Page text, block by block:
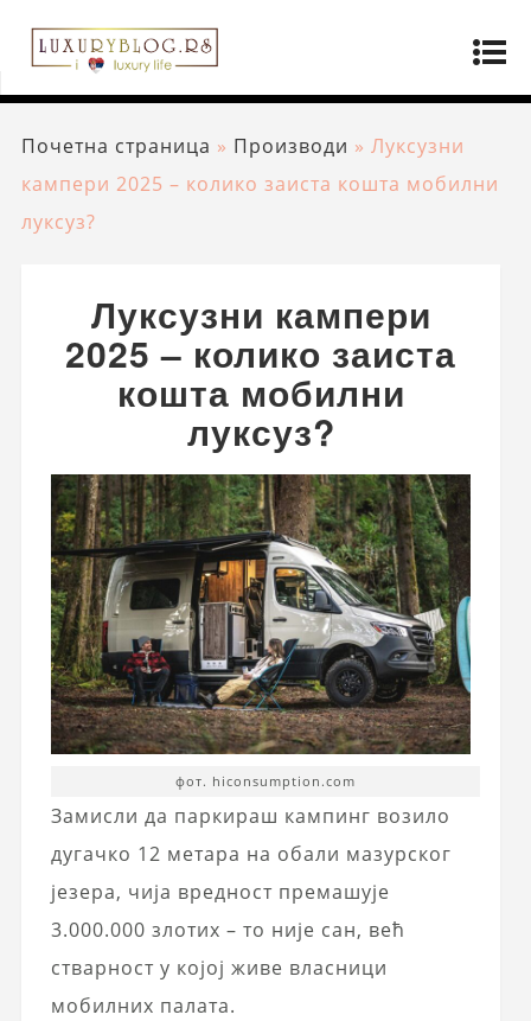
Почетна страница » Производи » Луксузни
кампери 2025 – колико заиста кошта мобилни
луксуз?
Луксузни кампери
2025 – колико заиста
кошта мобилни
луксуз?
фот. hiconsumption.com
Замисли да паркираш кампинг возило
дугачко 12 метара на обали мазурског
језера, чија вредност премашује
3.000.000 злотих – то није сан, већ
стварност у којој живе власници
мобилних палата.